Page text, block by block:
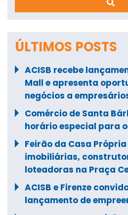
ÚLTIMOS POSTS
ACISB recebe
Mall e apresenta
negócios a
Comércio de Santa
horário especial para
Feirão da Casa
imobiliárias,
loteadoras na Praça
ACISB e Firenze
lançamento de